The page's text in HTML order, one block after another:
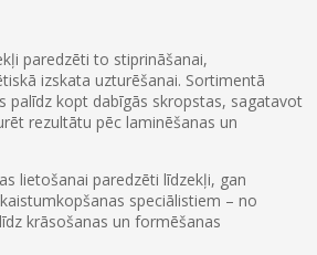
paredzēti to stiprināšanai,
izskata uzturēšanai. Sortimentā
palīdz kopt dabīgās skropstas, sagatavot
rezultātu pēc laminēšanas un
lietošanai paredzēti līdzekļi, gan
speciālistiem – no
krāsošanas un formēšanas